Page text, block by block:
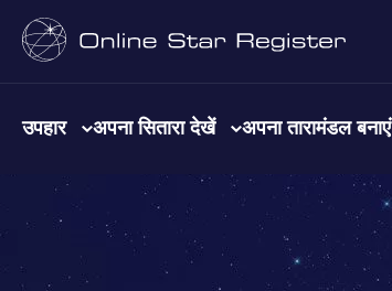
उपहार अपना सितारा देखें अपना तारामंडल बनाएं